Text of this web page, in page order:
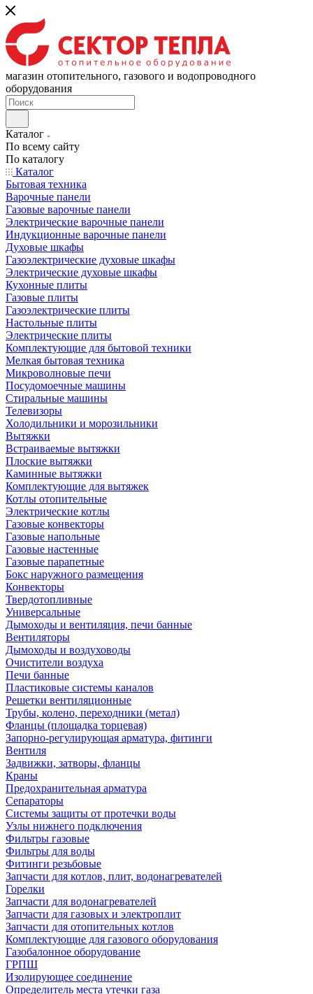
магазин отопительного, газового и водопроводного
оборудования
Каталог
По всему сайту
По каталогу
Каталог
Бытовая техника
Варочные панели
Газовые варочные панели
Электрические варочные панели
Индукционные варочные панели
Духовые шкафы
Газоэлектрические духовые шкафы
Электрические духовые шкафы
Кухонные плиты
Газовые плиты
Газоэлектрические плиты
Настольные плиты
Электрические плиты
Комплектующие для бытовой техники
Мелкая бытовая техника
Микроволновые печи
Посудомоечные машины
Стиральные машины
Телевизоры
Холодильники и морозильники
Вытяжки
Встраиваемые вытяжки
Плоские вытяжки
Каминные вытяжки
Комплектующие для вытяжек
Котлы отопительные
Электрические котлы
Газовые конвекторы
Газовые напольные
Газовые настенные
Газовые парапетные
Бокс наружного размещения
Конвекторы
Твердотопливные
Универсальные
Дымоходы и вентиляция, печи банные
Вентиляторы
Дымоходы и воздуховоды
Очистители воздуха
Печи банные
Пластиковые системы каналов
Решетки вентиляционные
Трубы, колено, переходники (метал)
Фланцы (площадка торцевая)
Запорно-регулирующая арматура, фитинги
Вентиля
Задвижки, затворы, фланцы
Краны
Предохранительная арматура
Сепараторы
Системы защиты от протечки воды
Узлы нижнего подключения
Фильтры газовые
Фильтры для воды
Фитинги резьбовые
Запчасти для котлов, плит, водонагревателей
Горелки
Запчасти для водонагревателей
Запчасти для газовых и электроплит
Запчасти для отопительных котлов
Комплектующие для газового оборудования
Газобалонное оборудование
ГРПШ
Изолирующее соединение
Определитель места утечки газа